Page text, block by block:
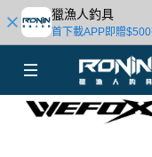
獵漁人釣具
首下載APP即贈